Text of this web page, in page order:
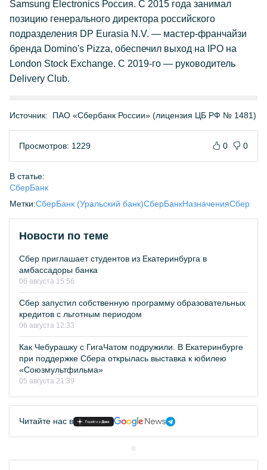
Samsung Electronics Россия. С 2015 года занимал
позицию генерального директора российского
подразделения DP Eurasia N.V. — мастер-франчайзи
бренда Domino's Pizza, обеспечил выход на IPO на
London Stock Exchange. С 2019-го — руководитель
Delivery Club.
Источник: ПАО «Сбербанк России» (лицензия ЦБ РФ № 1481)
Просмотров: 1229 0 0
В статье:
СберБанк
Метки:СберБанк (Уральский банк)СберБанкНазначенияСбер
Новости по теме
Сбер приглашает студентов из Екатеринбурга в
амбассадоры банка
06 августа 15:56
Сбер запустил собственную программу образовательных
кредитов с льготным периодом
06 августа 12:33
Как Чебурашку с ГигаЧатом подружили. В Екатеринбурге
при поддержке Сбера открылась выставка к юбилею
«Союзмультфильма»
05 августа 21:39
Читайте нас в